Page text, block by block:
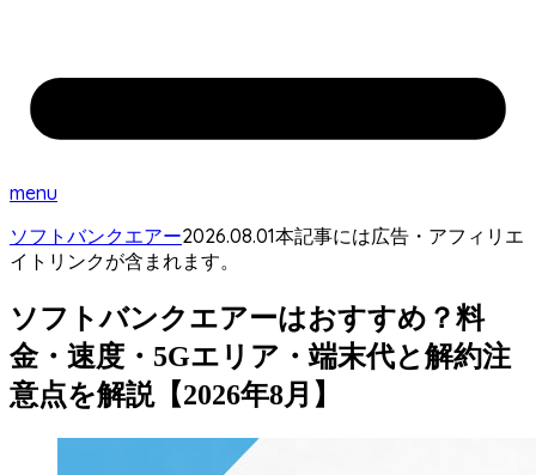
menu
ソフトバンクエアー2026.08.01本記事には広告・アフィリエ
イトリンクが含まれます。
ソフトバンクエアーはおすすめ？料
金・速度・5Gエリア・端末代と解約注
意点を解説【2026年8月】